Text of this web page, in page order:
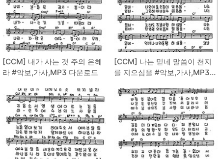
[CCM] 내가 사는 것 주의 은혜
라 #악보,가사,MP3 다운로드
[CCM] 나는 믿네 말씀이 천지
를 지으심을 #악보,가사,MP3